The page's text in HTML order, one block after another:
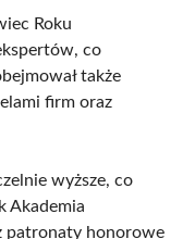
Roku
co
także
firm oraz
wyższe, co
Akademia
patronaty honorowe